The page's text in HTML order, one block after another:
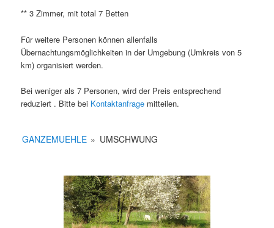
** 3 Zimmer, mit total 7 Betten
Für weitere Personen können allenfalls
Übernachtungsmöglichkeiten in der Umgebung (Umkreis von 5
km) organisiert werden.
Bei weniger als 7 Personen, wird der Preis entsprechend
reduziert . Bitte bei Kontaktanfrage mitteilen.
GANZEMUEHLE » UMSCHWUNG